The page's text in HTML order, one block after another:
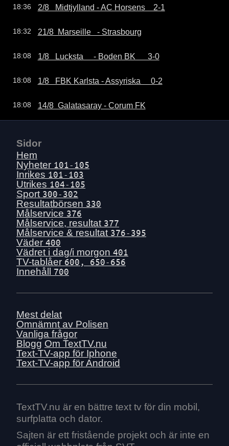
18:36 2/8   Midtjylland - AC Horsens    2-1
18:32 21/8  Marseille   - Strasbourg
18:08 1/8   Lucksta     - Boden BK      3-0
18:08 1/8   FBK Karlsta - Assyriska     0-2
18:08 14/8  Galatasaray - Corum FK
Sidor
Hem
Nyheter 101-105
Inrikes 101-103
Utrikes 104-105
Sport 300-302
Resultatbörsen 330
Målservice 376
Målservice, resultat 377
Målservice & resultat 376-395
Väder 400
Vädret i dag/i morgon 401
TV-tablåer 600, 650-656
Innehåll 700
Mest delat
Omnämnt av Polisen
Vanliga frågor
Blogg Om TextTV.nu
Text-TV-app för Iphone
Text-TV-app för Android
TextTV.nu är en bättre text tv för din mobil,
surfplatta och dator.
Sajten är ett fristående projekt och är inte en